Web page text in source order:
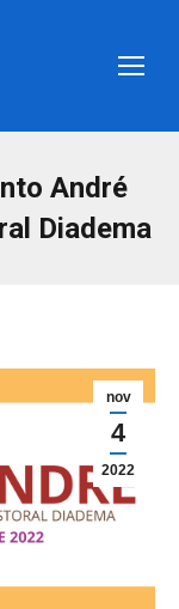
André
Diadema
nov
4
2022